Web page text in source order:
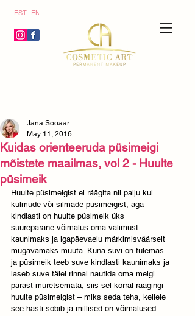
EST ENG
Kuidas orienteeruda püsimeigi
mõistete maailmas, vol 2 - Huulte
püsimeik
Jana Sooäär
May 11, 2016
Huulte püsimeigist ei räägita nii palju kui
kulmude või silmade püsimeigist, aga
kindlasti on huulte püsimeik üks
suurepärane võimalus oma välimust
kaunimaks ja igapäevaelu märkimisväärselt
mugavamaks muuta. Kuna suvi on tulemas
ja püsimeik teeb suve kindlasti kaunimaks ja
laseb suve täiel rinnal nautida oma meigi
pärast muretsemata, siis sel korral räägingi
huulte püsimeigist – miks seda teha, kellele
see hästi sobib ja millised on võimalused.